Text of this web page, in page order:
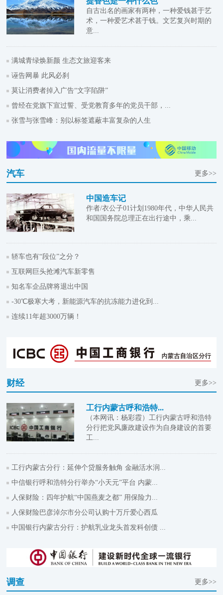
自古出名的画家有两种，一种爱钱甚于艺
术，一种爱艺术甚于钱。文艺复兴时期的
意...
满城青绿焕新颜 生态文旅迎客来
诬告网暴 此风必刹
莫让消费者掉入广告“文字陷阱”
曾经在党旗下宣过誓、受党教育多年的党员干部，...
张雪与张雪峰：别以标签遮蔽丰富复杂的人生
汽车 更多>>
中国造车记
作者/衣公子01计划1980年代，中华人民共
和国国务院总理正在出行途中，乘...
轿车也有“段位”之分？
互联网巨头抢滩汽车新零售
知名车企品牌将退出中国
-30℃极寒大考，新能源汽车的抗冻能力进化到...
连续11年超3000万辆！
财经 更多>>
工行内蒙古呼和浩特...
（本网讯：杨彩霞）工行内蒙古呼和浩特
分行把党风廉政建设作为自身建设的首要
工...
工行内蒙古分行：延伸个贷服务触角 金融活水润...
中信银行呼和浩特分行举办“小天元”平台 内蒙...
人保财险：四年护航“中国燕麦之都” 用保险力...
人保财险巴彦淖尔市分公司认购十万斤爱心西瓜
中国银行内蒙古分行：护航乳业龙头首发科创债 ...
调查 更多>>